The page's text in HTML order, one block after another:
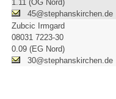
1.11 (OG Nord)
45@stephanskirchen.de
Zubcic Irmgard
08031 7223-30
0.09 (EG Nord)
30@stephanskirchen.de